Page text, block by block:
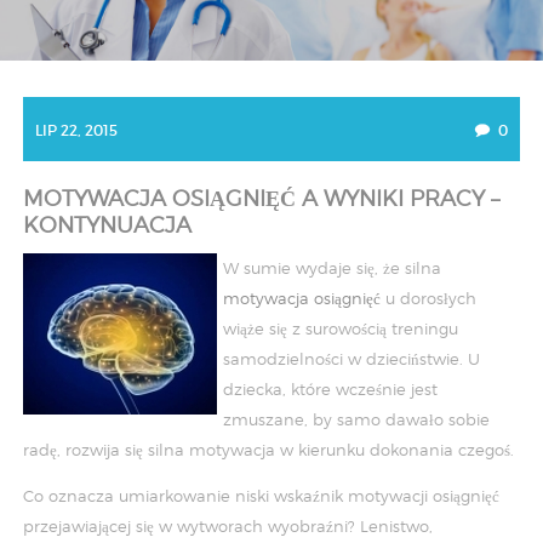
LIP 22, 2015 0
MOTYWACJA OSIĄGNIĘĆ A WYNIKI PRACY –
KONTYNUACJA
W sumie wydaje się, że silna
motywacja osiągnięć u dorosłych
wiąże się z surowością treningu
samodzielności w dzieciństwie. U
dziecka, które wcześnie jest
zmuszane, by samo dawało sobie
radę, rozwija się silna motywacja w kierunku dokonania czegoś.
Co oznacza umiarkowanie niski wskaźnik motywacji osiągnięć
przejawiającej się w wytworach wyobraźni? Lenistwo,